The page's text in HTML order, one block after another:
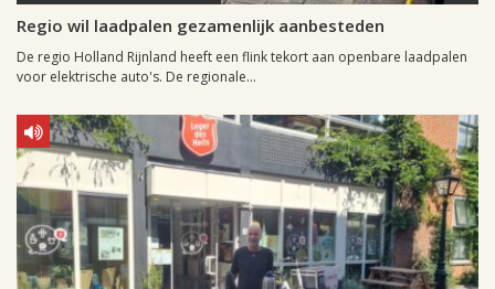
Regio wil laadpalen gezamenlijk aanbesteden
De regio Holland Rijnland heeft een flink tekort aan openbare laadpalen
voor elektrische auto's. De regionale...